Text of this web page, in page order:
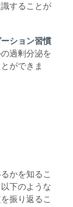
することが
ション習慣
過剰分泌を
ができま
かを知るこ
下のような
振り返るこ